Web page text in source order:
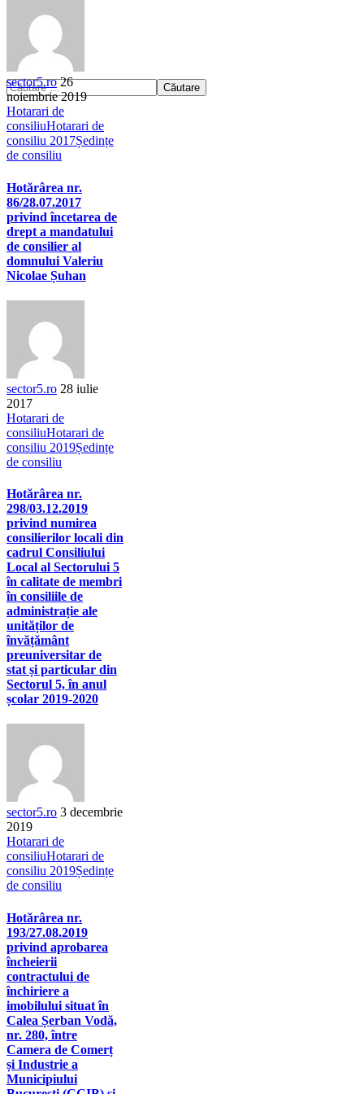
sector5.ro 26
noiembrie 2019
Hotarari de
consiliuHotarari de
consiliu 2017Ședințe
de consiliu
Hotărârea nr.
86/28.07.2017
privind încetarea de
drept a mandatului
de consilier al
domnului Valeriu
Nicolae Șuhan
sector5.ro 28 iulie
2017
Hotarari de
consiliuHotarari de
consiliu 2019Ședințe
de consiliu
Hotărârea nr.
298/03.12.2019
privind numirea
consilierilor locali din
cadrul Consiliului
Local al Sectorului 5
în calitate de membri
în consiliile de
administrație ale
unităților de
învățământ
preuniversitar de
stat și particular din
Sectorul 5, în anul
școlar 2019-2020
sector5.ro 3 decembrie
2019
Hotarari de
consiliuHotarari de
consiliu 2019Ședințe
de consiliu
Hotărârea nr.
193/27.08.2019
privind aprobarea
încheierii
contractului de
închiriere a
imobilului situat în
Calea Șerban Vodă,
nr. 280, între
Camera de Comerț
și Industrie a
Municipiului